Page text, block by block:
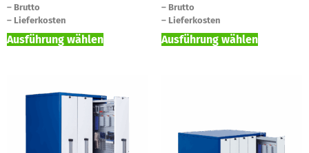
– Brutto
– Lieferkosten
Ausführung wählen
– Brutto
– Lieferkosten
Ausführung wählen